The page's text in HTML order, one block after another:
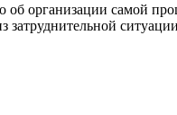
об организации самой